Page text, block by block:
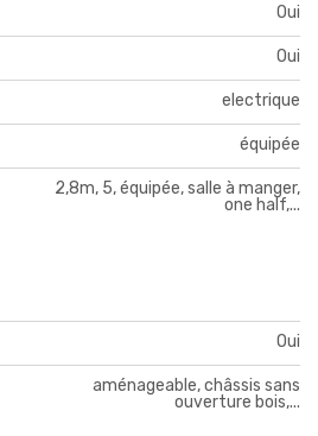
Oui
Oui
electrique
équipée
2,8m, 5, équipée, salle à manger,
one half,...
Oui
aménageable, châssis sans
ouverture bois,...